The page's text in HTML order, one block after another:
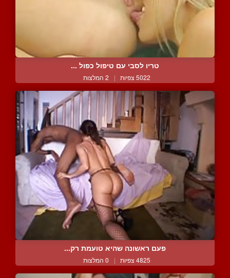
טריו לסבי עם טיפול כפול ...
5022 צפיות | 2 המלצות
פעם ראשונה שהיא טועמת רק...
4825 צפיות | 0 המלצות